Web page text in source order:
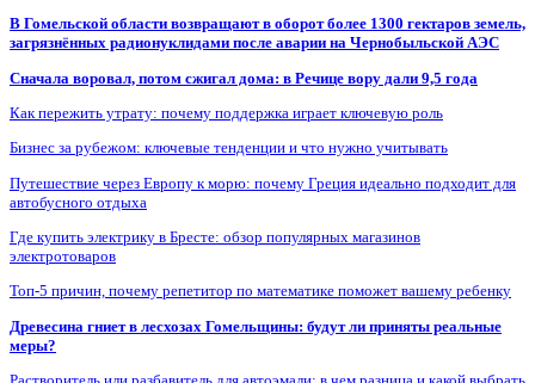
В Гомельской области возвращают в оборот более 1300 гектаров земель,
загрязнённых радионуклидами после аварии на Чернобыльской АЭС
Сначала воровал, потом сжигал дома: в Речице вору дали 9,5 года
Как пережить утрату: почему поддержка играет ключевую роль
Бизнес за рубежом: ключевые тенденции и что нужно учитывать
Путешествие через Европу к морю: почему Греция идеально подходит для
автобусного отдыха
Где купить электрику в Бресте: обзор популярных магазинов
электротоваров
Топ-5 причин, почему репетитор по математике поможет вашему ребенку
Древесина гниет в лесхозах Гомельщины: будут ли приняты реальные
меры?